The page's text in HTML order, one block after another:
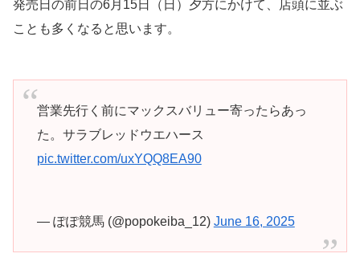
発売日の前日の6月15日（日）夕方にかけて、店頭に並ぶ
ことも多くなると思います。
営業先行く前にマックスバリュー寄ったらあっ
た。サラブレッドウエハース
pic.twitter.com/uxYQQ8EA90
— ぽぽ競馬 (@popokeiba_12) June 16, 2025